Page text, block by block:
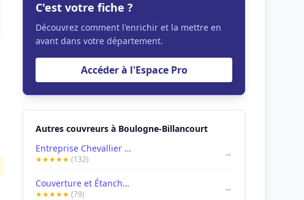
C'est votre fiche ?
Découvrez comment l'enrichir et la mettre en
avant dans votre département.
Accéder à l'Espace Pro
Autres couvreurs à Boulogne-Billancourt
Entreprise Chevallier Couverture Père&Fils - Couvreur Zingueur à Boulogne Billancourt 92
★★★★★(132)
→
Couverture et Étanchéité Père & Fils
★★★★★(79)
→